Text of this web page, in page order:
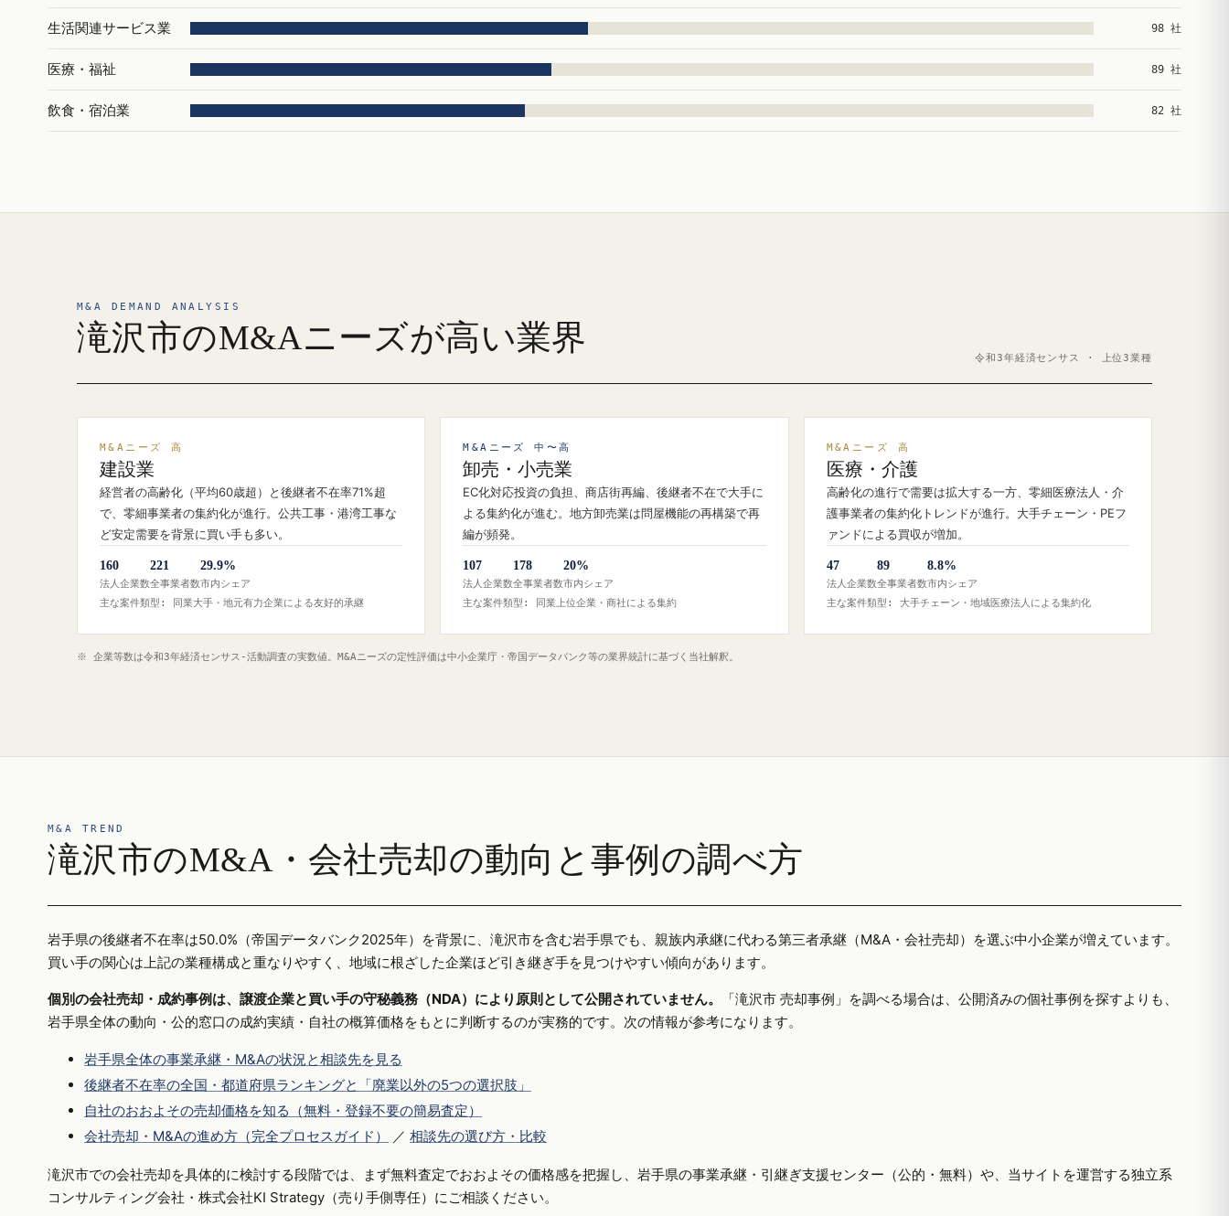
生活関連サービス業 98 社
医療・福祉 89 社
飲食・宿泊業 82 社
M&A DEMAND ANALYSIS
滝沢市のM&Aニーズが高い業界
令和3年経済センサス · 上位3業種
M&Aニーズ 高
建設業
経営者の高齢化（平均60歳超）と後継者不在率71%超
で、零細事業者の集約化が進行。公共工事・港湾工事な
ど安定需要を背景に買い手も多い。
160
法人企業数
221
全事業者数
29.9%
市内シェア
主な案件類型: 同業大手・地元有力企業による友好的承継
M&Aニーズ 中〜高
卸売・小売業
EC化対応投資の負担、商店街再編、後継者不在で大手に
よる集約化が進む。地方卸売業は問屋機能の再構築で再
編が頻発。
107
法人企業数
178
全事業者数
20%
市内シェア
主な案件類型: 同業上位企業・商社による集約
M&Aニーズ 高
医療・介護
高齢化の進行で需要は拡大する一方、零細医療法人・介
護事業者の集約化トレンドが進行。大手チェーン・PEフ
ァンドによる買収が増加。
47
法人企業数
89
全事業者数
8.8%
市内シェア
主な案件類型: 大手チェーン・地域医療法人による集約化
※ 企業等数は令和3年経済センサス‐活動調査の実数値。M&Aニーズの定性評価は中小企業庁・帝国データバンク等の業界統計に基づく当社解釈。
M&A TREND
滝沢市のM&A・会社売却の動向と事例の調べ方
岩手県の後継者不在率は50.0%（帝国データバンク2025年）を背景に、滝沢市を含む岩手県でも、親族内承継に代わる第三者承継（M&A・会社売却）を選ぶ中小企業が増えています。
買い手の関心は上記の業種構成と重なりやすく、地域に根ざした企業ほど引き継ぎ手を見つけやすい傾向があります。
個別の会社売却・成約事例は、譲渡企業と買い手の守秘義務（NDA）により原則として公開されていません。
「滝沢市 売却事例」を調べる場合は、公開済みの個社事例を探すよりも、
岩手県全体の動向・公的窓口の成約実績・自社の概算価格をもとに判断するのが実務的です。次の情報が参考になります。
岩手県全体の事業承継・M&Aの状況と相談先を見る
後継者不在率の全国・都道府県ランキングと「廃業以外の5つの選択肢」
自社のおおよその売却価格を知る（無料・登録不要の簡易査定）
会社売却・M&Aの進め方（完全プロセスガイド）
／ 相談先の選び方・比較
滝沢市での会社売却を具体的に検討する段階では、まず無料査定でおおよその価格感を把握し、岩手県の事業承継・引継ぎ支援センター（公的・無料）や、当サイトを運営する独立系
コンサルティング会社・株式会社KI Strategy（売り手側専任）にご相談ください。